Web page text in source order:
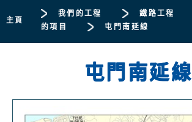
主頁
我們的工程 鐵路工程
的項目
屯門南延線
屯門南延線